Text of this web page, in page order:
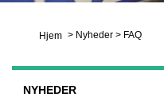
Hjem > Nyheder > FAQ
NYHEDER